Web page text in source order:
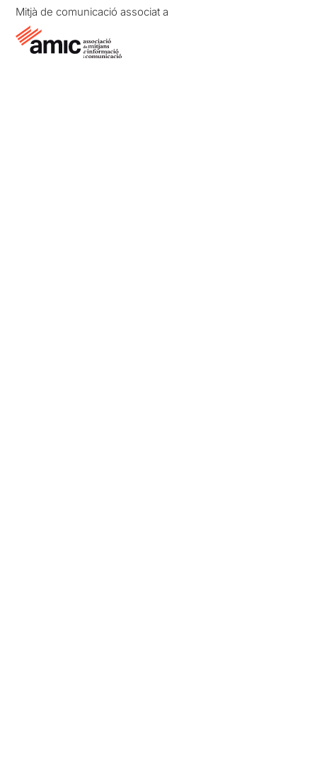
Mitjà de comunicació associat a